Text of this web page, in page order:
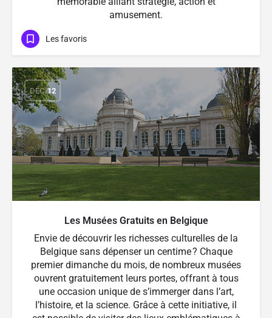
amusement.
Les favoris
DÉC 12
Les Musées Gratuits en Belgique
Envie de découvrir les richesses culturelles de la
Belgique sans dépenser un centime ? Chaque
premier dimanche du mois, de nombreux musées
ouvrent gratuitement leurs portes, offrant à tous
une occasion unique de s’immerger dans l’art,
l’histoire, et la science. Grâce à cette initiative, il